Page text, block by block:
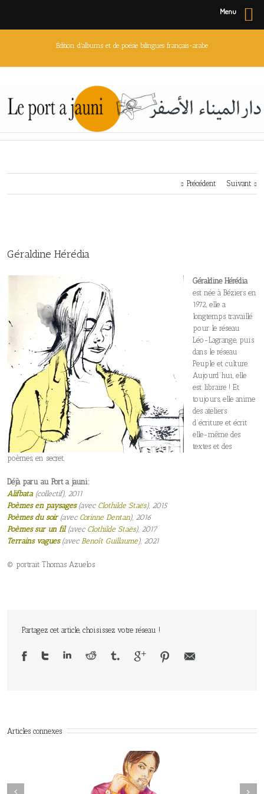
Édition d'albums et de poésie bilingues français-arabe
Précédent Suivant
Géraldine Hérédia
Géraldine Hérédia
est née à Béziers en
1972, elle a
longtemps travaillé
pour le réseau
Léo-Lagrange, puis
dans le réseau
Peuple et culture.
Aujourd’hui, elle
est libraire ! Et
toujours, elle anime
des ateliers
d’écriture et écrit
elle-même des
textes et des
poèmes, en secret.
Déjà paru au Port a jauni:
Alifbata (collectif), 2011
Poèmes en paysages (avec Clothilde Staës), 2015
Poèmes du soir(avec Corinne Dentan), 2016
Poèmes sur un fil(avec Clothilde Staës), 2017
Terrains vagues(avec Benoît Guillaume), 2021
© portrait Thomas Azuelos
Partagez cet article, choisissez votre réseau !
Articles connexes
Next
Menu